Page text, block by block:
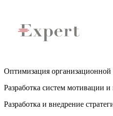
Оптимизация организационной
Разработка систем мотивации и
Разработка и внедрение